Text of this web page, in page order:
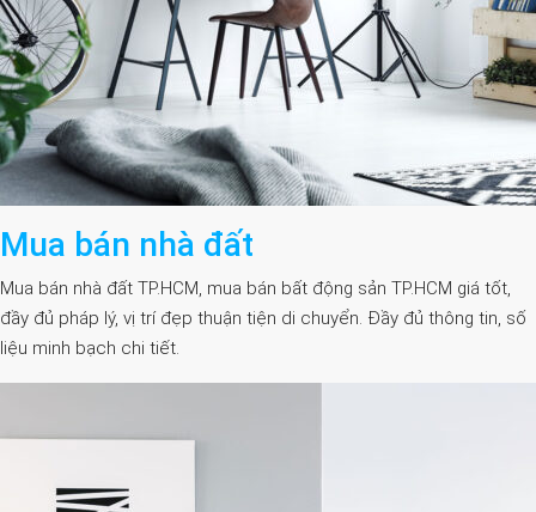
Mua bán nhà đất
Mua bán nhà đất TP.HCM, mua bán bất động sản TP.HCM giá tốt,
đầy đủ pháp lý, vị trí đẹp thuận tiện di chuyển. Đầy đủ thông tin, số
liệu minh bạch chi tiết.